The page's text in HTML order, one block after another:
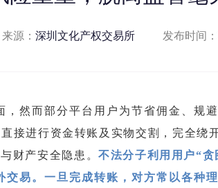
来源： 深圳文化产权交易所 发布时间：
然而部分平台用户为节省佣金、规
接进行资金转账及实物交割，完全绕
财产安全隐患。不法分子利用用户“
易。一旦完成转账，对方常以各种